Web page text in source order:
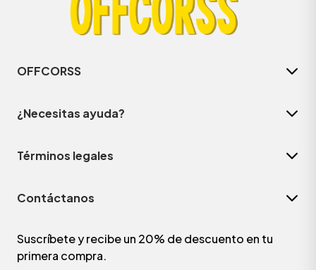
OFFCORSS
¿Necesitas ayuda?
Términos legales
Contáctanos
Suscríbete y recibe un 20% de descuento en tu
primera compra.